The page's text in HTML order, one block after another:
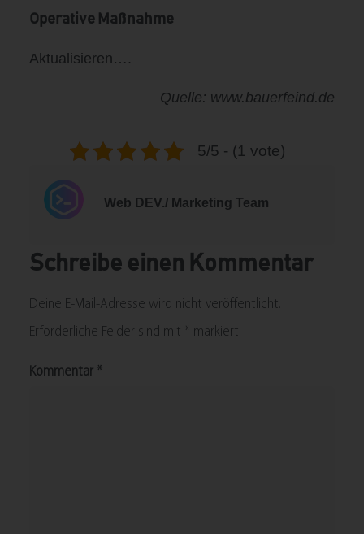
Operative Maßnahme
Aktualisieren….
Quelle: www.bauerfeind.de
5/5 - (1 vote)
Web DEV./ Marketing Team
Schreibe einen Kommentar
Deine E-Mail-Adresse wird nicht veröffentlicht.
Erforderliche Felder sind mit * markiert
Kommentar *